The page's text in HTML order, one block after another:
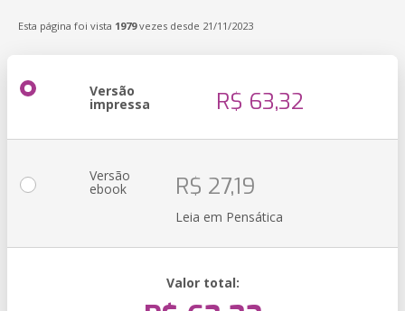
Esta página foi vista 1979vezes desde 21/11/2023
Versão
impressa R$ 63,32
Versão
ebook R$ 27,19
Leia em Pensática
Valor total: